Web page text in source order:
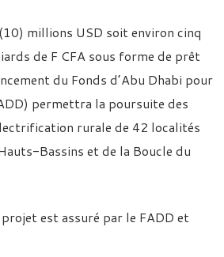
millions USD soit environ cinq
de F CFA sous forme de prêt
du Fonds d’Abu Dhabi pour
permettra la poursuite des
rurale de 42 localités
Bassins et de la Boucle du
est assuré par le FADD et